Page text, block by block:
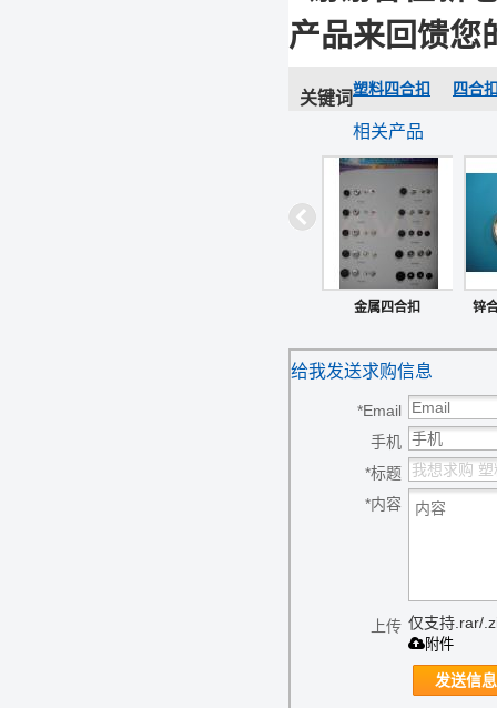
产品来回馈您
关键词塑料四合扣 四合
相关产品
金属四合扣 锌
给我发送求购信息
*Email
手机
*标题
*内容
上传 仅支持.rar/
附件
发送信息